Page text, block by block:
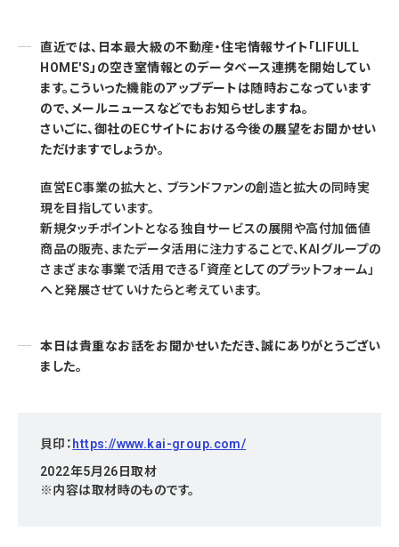
直近では、日本最大級の不動産・住宅情報サイト「LIFULL
HOME'S」の空き室情報とのデータベース連携を開始してい
ます。こういった機能のアップデートは随時おこなっています
ので、メールニュースなどでもお知らせしますね。
さいごに、御社のECサイトにおける今後の展望をお聞かせい
ただけますでしょうか。
直営EC事業の拡大と、 ブランドファンの創造と拡大の同時実
現を目指しています。
新規タッチポイントとなる独自サービスの展開や高付加価値
商品の販売､またデータ活用に注力することで、KAIグループの
さまざまな事業で活用できる「資産としてのプラットフォーム」
へと発展させていけたらと考えています。
本日は貴重なお話をお聞かせいただき、誠にありがとうござい
ました。
貝印：https://www.kai-group.com/
2022年5月26日取材
※内容は取材時のものです。